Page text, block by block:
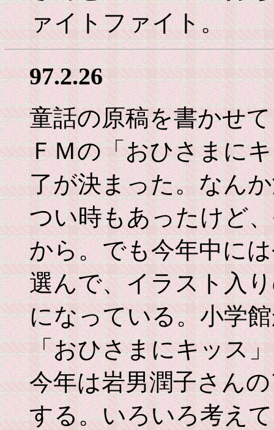
ァイトファイト。
97.2.26
童話の原稿を書かせ
ＦＭの「おひさまに
了が決まった。なん
つい時もあったけど
から。でも今年中に
選んで、イラスト入
になっている。小学
「おひさまにキッス
今年は岩男潤子さん
する。いろいろ考え